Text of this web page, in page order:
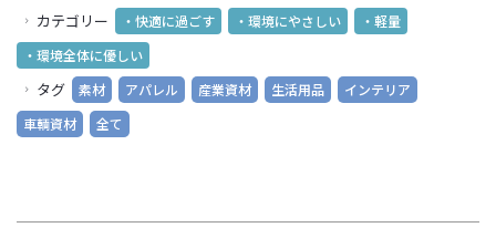
カテゴリー ・快適に過ごす ・環境にやさしい
・軽量
・環境全体に優しい
タグ 素材 アパレル 産業資材 生活用品
インテリア
車輌資材
全て